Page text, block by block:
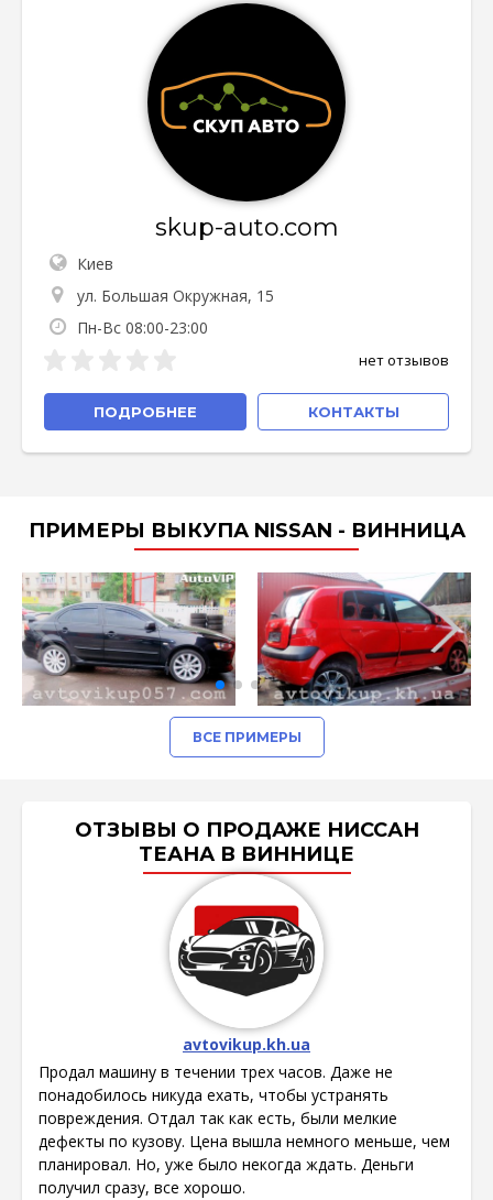
skup-auto.com
Киев
ул. Большая Окружная, 15
Пн-Вс 08:00-23:00
нет отзывов
ПОДРОБНЕЕ КОНТАКТЫ
ПРИМЕРЫ ВЫКУПА NISSAN - ВИННИЦА
ВСЕ ПРИМЕРЫ
ОТЗЫВЫ О ПРОДАЖЕ НИССАН
ТЕАНА В ВИННИЦЕ
avtovikup.kh.ua
Продал машину в течении трех часов. Даже не
понадобилось никуда ехать, чтобы устранять
повреждения. Отдал так как есть, были мелкие
дефекты по кузову. Цена вышла немного меньше, чем
планировал. Но, уже было некогда ждать. Деньги
получил сразу, все хорошо.